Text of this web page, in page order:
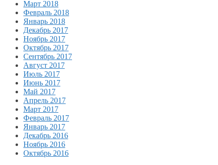
Март 2018
Февраль 2018
Январь 2018
Декабрь 2017
Ноябрь 2017
Октябрь 2017
Сентябрь 2017
Август 2017
Июль 2017
Июнь 2017
Май 2017
Апрель 2017
Март 2017
Февраль 2017
Январь 2017
Декабрь 2016
Ноябрь 2016
Октябрь 2016